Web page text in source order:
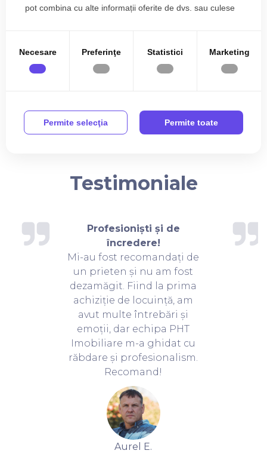
Testimoniale
Profesioniști și de
încredere!
Mi-au fost recomandați de
un prieten și nu am fost
dezamăgit. Fiind la prima
achiziție de locuință, am
avut multe întrebări și
emoții, dar echipa PHT
Imobiliare m-a ghidat cu
răbdare și profesionalism.
Recomand!
Aurel E.
pot combina cu alte informații oferite de dvs. sau culese
Necesare Preferinţe Statistici Marketing
Permite selecţia Permite toate